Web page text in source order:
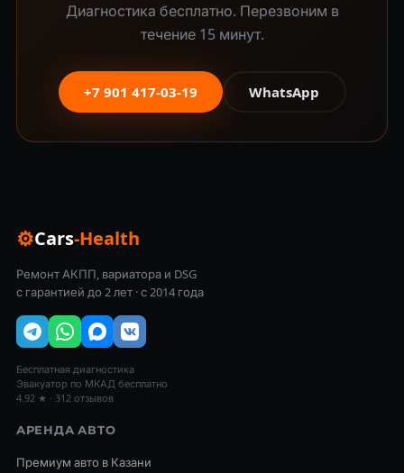
Диагностика бесплатно. Перезвоним в
течение 15 минут.
+7 901 417-03-19 WhatsApp
⚙Cars-Health
Ремонт АКПП, вариатора и DSG
с гарантией до 2 лет · с 2014 года
Бесплатная диагностика
Эвакуатор по МКАД бесплатно
4.92 ★ · 312 отзывов
АРЕНДА АВТО
Премиум авто в Казани